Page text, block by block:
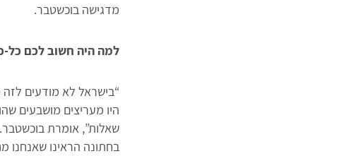
מדגישה בוכשטבר.
למה היה חשוב לכם
“בישראל לא מודעים
היו מעריצים מושבעים
שאלות”, אומרת
בחתונה הראינו שאנחנו